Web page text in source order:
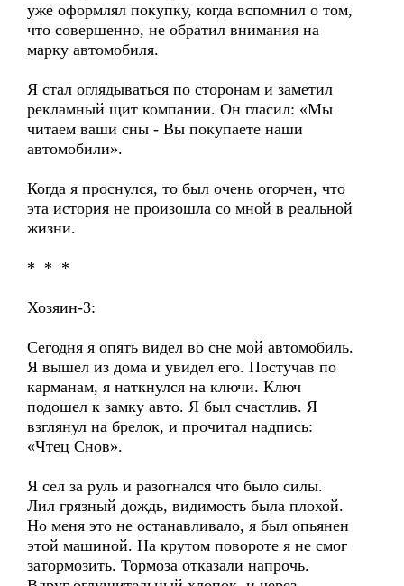
уже оформлял покупку, когда вспомнил о том,
что совершенно, не обратил внимания на
марку автомобиля.
Я стал оглядываться по сторонам и заметил
рекламный щит компании. Он гласил: «Мы
читаем ваши сны - Вы покупаете наши
автомобили».
Когда я проснулся, то был очень огорчен, что
эта история не произошла со мной в реальной
жизни.
* * *
Хозяин-3:
Сегодня я опять видел во сне мой автомобиль.
Я вышел из дома и увидел его. Постучав по
карманам, я наткнулся на ключи. Ключ
подошел к замку авто. Я был счастлив. Я
взглянул на брелок, и прочитал надпись:
«Чтец Снов».
Я сел за руль и разогнался что было силы.
Лил грязный дождь, видимость была плохой.
Но меня это не останавливало, я был опьянен
этой машиной. На крутом повороте я не смог
затормозить. Тормоза отказали напрочь.